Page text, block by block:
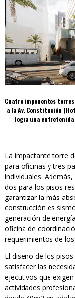
Cuatro imponentes torres
a la Av. Constitución
logra una entretenida
La impactante torre
para oficinas y tres
individuales.
dos para los pisos
garantizar la más
construcción es
generación de
oficina de
requerimientos de
El diseño de los
satisfacer las
ejecutivos que
actividades